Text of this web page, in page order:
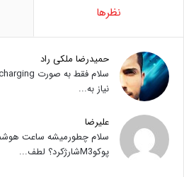
نظرها
حمیدرضا ملکی راد
نیاز به...
علیرضا
سلام چطورمیشه ساعت
پوکوM3شارژکرد؟ لطف...